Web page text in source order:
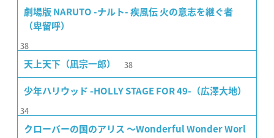
劇場版 NARUTO -ナルト- 疾風伝 火の意志を継ぐ者
（卑留呼）
38
天上天下（凪宗一郎） 38
少年ハリウッド -HOLLY STAGE FOR 49-（広澤大地）
34
クローバーの国のアリス 〜Wonderful Wonder Worl